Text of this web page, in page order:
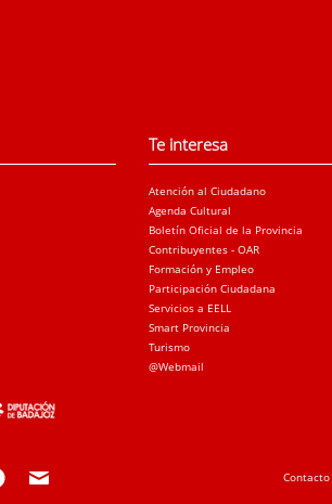
Te interesa
Atención al Ciudadano
Agenda Cultural
Boletín Oficial de la Provincia
Contribuyentes - OAR
Formación y Empleo
Participación Ciudadana
Servicios a EELL
Smart Provincia
Turismo
@Webmail
Contacto